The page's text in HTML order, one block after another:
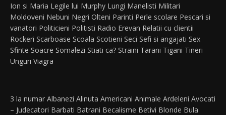
Ion si Maria Legile lui Murphy Lungi Manelisti Militari
Moldoveni Nebuni Negri Olteni Parinti Perle scolare Pescari si
vanatori Politicieni Politisti Radio Erevan Relatii cu clientii
Rockeri Scarboase Scoala Scotieni Seci Sefi si angajati Sex
Sfinte Soacre Somalezi Stiati ca? Straini Tarani Tigani Tineri
Unguri Viagra
3 la numar Albanezi Alinuta Americani Animale Ardeleni Avocati
– Judecatori Barbati Batrani Becalisme Betivi Blonde Bula